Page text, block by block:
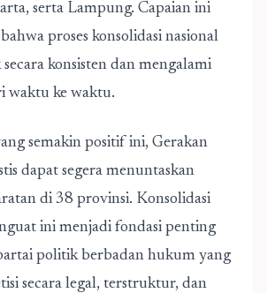
serta Lampung. Capaian ini
proses konsolidasi nasional
konsisten dan mengalami
waktu ke waktu.
semakin positif ini, Gerakan
dapat segera menuntaskan
di 38 provinsi. Konsolidasi
ini menjadi fondasi penting
politik berbadan hukum yang
secara legal, terstruktur, dan